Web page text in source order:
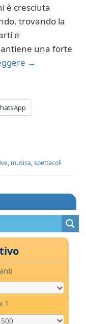
è cresciuta
trovando la
e
una forte
→
, musica,spettacoli
1